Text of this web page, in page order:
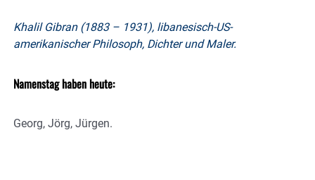
Khalil Gibran (1883 – 1931), libanesisch-US-
amerikanischer Philosoph, Dichter und Maler.
Namenstag haben heute:
Georg, Jörg, Jürgen.